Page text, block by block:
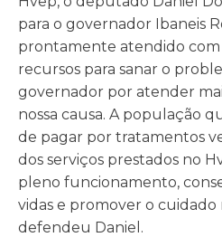
para o governador Ibaneis
prontamente atendido com
recursos para sanar o
governador por atender
nossa causa. A população
de pagar por tratamentos
dos serviços prestados no
pleno funcionamento,
vidas e promover o cuidado
defendeu Daniel.